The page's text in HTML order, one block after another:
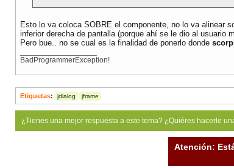
Esto lo va coloca SOBRE el componente, no lo va alinear
inferior derecha de pantalla (porque ahí se le dio al
Pero bue.. no se cual es la finalidad de ponerlo donde
BadProgrammerException!
Etiquetas: jdialog jframe
¿Tienes una mejor respuesta a este tema? ¿Quiéres hacerle
Atención: